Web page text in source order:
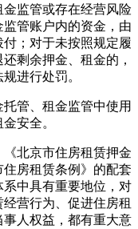
监管或存在经营风险
管账户内的资金，由
；对于未按照规定履
剩余押金、租金的，
进行处罚。
管、租金监管中使用
安全。
北京市住房租赁押金
房租赁条例》的配套
中具有重要地位，对
营行为、促进住房租
人权益，都有重大意